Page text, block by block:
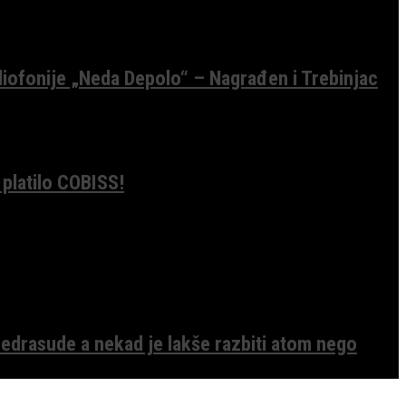
„Neda Depolo“ – Nagrađen i Trebinjac
COBISS!
a nekad je lakše razbiti atom nego